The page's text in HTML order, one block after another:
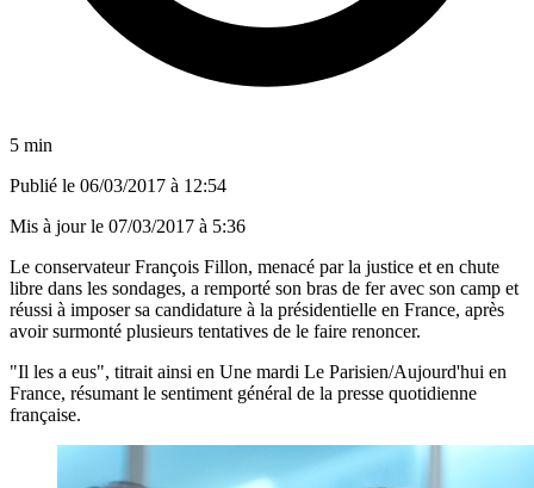
5 min
Publié le 06/03/2017 à 12:54
Mis à jour le 07/03/2017 à 5:36
Le conservateur François Fillon, menacé par la justice et en chute
libre dans les sondages, a remporté son bras de fer avec son camp et
réussi à imposer sa candidature à la présidentielle en France, après
avoir surmonté plusieurs tentatives de le faire renoncer.
"Il les a eus", titrait ainsi en Une mardi Le Parisien/Aujourd'hui en
France, résumant le sentiment général de la presse quotidienne
française.